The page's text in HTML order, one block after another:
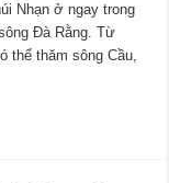
Nhạn ở ngay trong
Đà Rằng. Từ
thể thăm sông Cầu,